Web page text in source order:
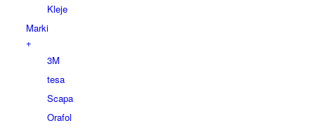
Kleje
Marki
+
3M
tesa
Scapa
Orafol